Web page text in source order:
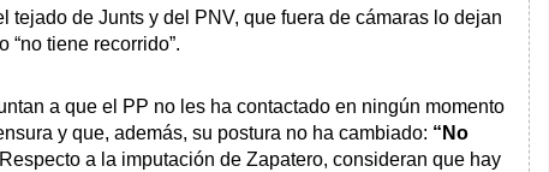
tejado de Junts y del PNV, que fuera de cámaras lo dejan
tiene recorrido”.
a que el PP no les ha contactado en ningún momento
y que, además, su postura no ha cambiado: “No
Respecto a la imputación de Zapatero, consideran que hay